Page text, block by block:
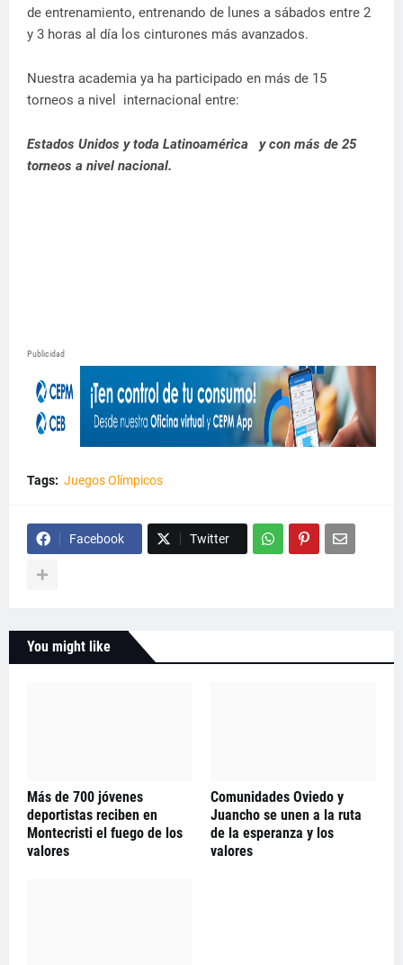
de entrenamiento, entrenando de lunes a sábados entre 2
y 3 horas al día los cinturones más avanzados.
Nuestra academia ya ha participado en más de 15
torneos a nivel internacional entre:
Estados Unidos y toda Latinoamérica y con más de 25
torneos a nivel nacional.
Publicidad
Tags: Juegos Olímpicos
Facebook Twitter
You might like
Más de 700 jóvenes
deportistas reciben en
Montecristi el fuego de los
valores
Comunidades Oviedo y
Juancho se unen a la ruta
de la esperanza y los
valores